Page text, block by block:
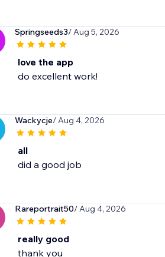
Springseeds3/ Aug 5, 2026
love the app
do excellent work!
Wackycje/ Aug 4, 2026
all
did a good job
Rareportrait50/ Aug 4, 2026
really good
thank you